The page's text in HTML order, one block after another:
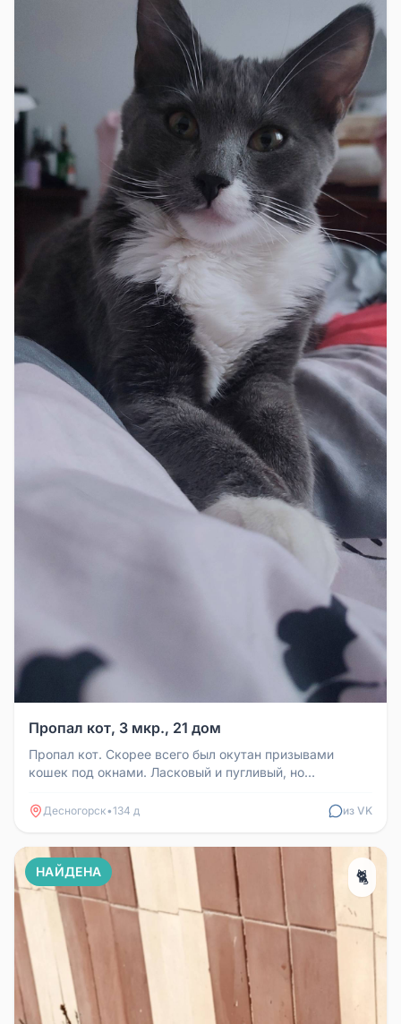
Пропал кот, 3 мкр., 21 дом
Пропал кот. Скорее всего был окутан призывами
кошек под окнами. Ласковый и пугливый, но
Десногорск•134 д из VK
НАЙДЕНА 🐈